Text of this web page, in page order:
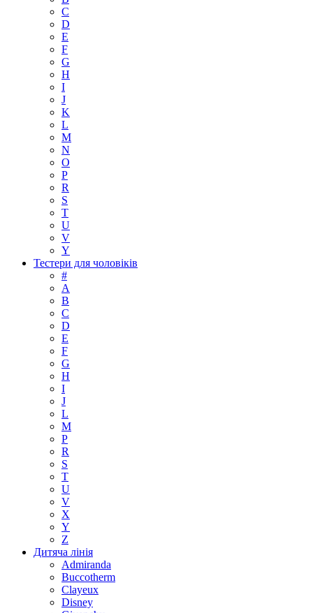
C
D
E
F
G
H
I
J
K
L
M
N
O
P
R
S
T
U
V
Y
Тестери для чоловіків
#
A
B
C
D
E
F
G
H
I
J
L
M
P
R
S
T
U
V
X
Y
Z
Дитяча лінія
Admiranda
Buccotherm
Clayeux
Disney